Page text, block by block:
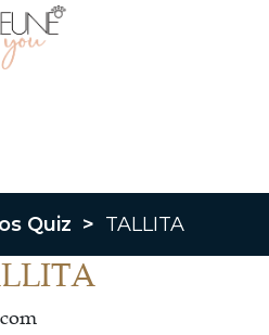
Quiz > TALLITA